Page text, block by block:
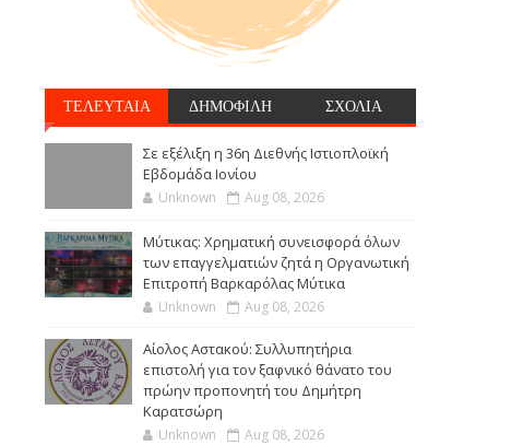
ΤΕΛΕΥΤΑΙΑ ΔΗΜΟΦΙΛΗ ΣΧΟΛΙΑ
Σε εξέλιξη η 36η Διεθνής Ιστιοπλοϊκή
Εβδομάδα Ιονίου
Unknown Aug 08, 2026
Μύτικας: Χρηματική συνεισφορά όλων
των επαγγελματιών ζητά η Οργανωτική
Επιτροπή Βαρκαρόλας Μύτικα
Unknown Aug 08, 2026
Αίολος Αστακού: Συλλυπητήρια
επιστολή για τον ξαφνικό θάνατο του
πρώην προπονητή του Δημήτρη
Καρατσώρη
Unknown Aug 08, 2026